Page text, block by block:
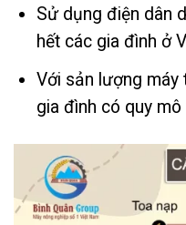
Sử dụng điện dân
hết các gia đình ở
Với sản lượng máy
gia đình có quy